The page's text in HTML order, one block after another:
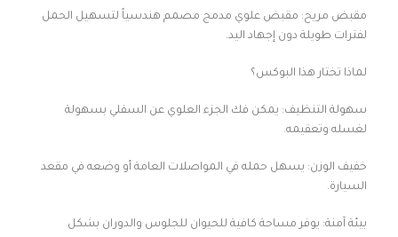
مقبض مريح: مقبض علوي مدمج مصمم هندسياً لتسهيل الحمل
لفترات طويلة دون إجهاد اليد.
لماذا تختار هذا البوكس؟
سهولة التنظيف: يمكن فك الجزء العلوي عن السفلي بسهولة
لغسله وتعقيمه.
خفيف الوزن: يسهل حمله في المواصلات العامة أو وضعه في مقعد
السيارة.
بيئة آمنة: يوفر مساحة كافية للحيوان للجلوس والدوران بشكل